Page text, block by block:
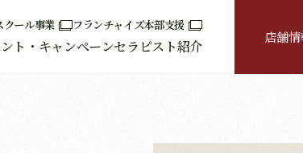
ト・キャンペーンセラピスト紹介
クール事業 フランチャイズ本部支援
店舗